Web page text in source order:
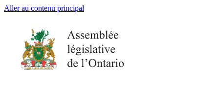
Aller au contenu principal